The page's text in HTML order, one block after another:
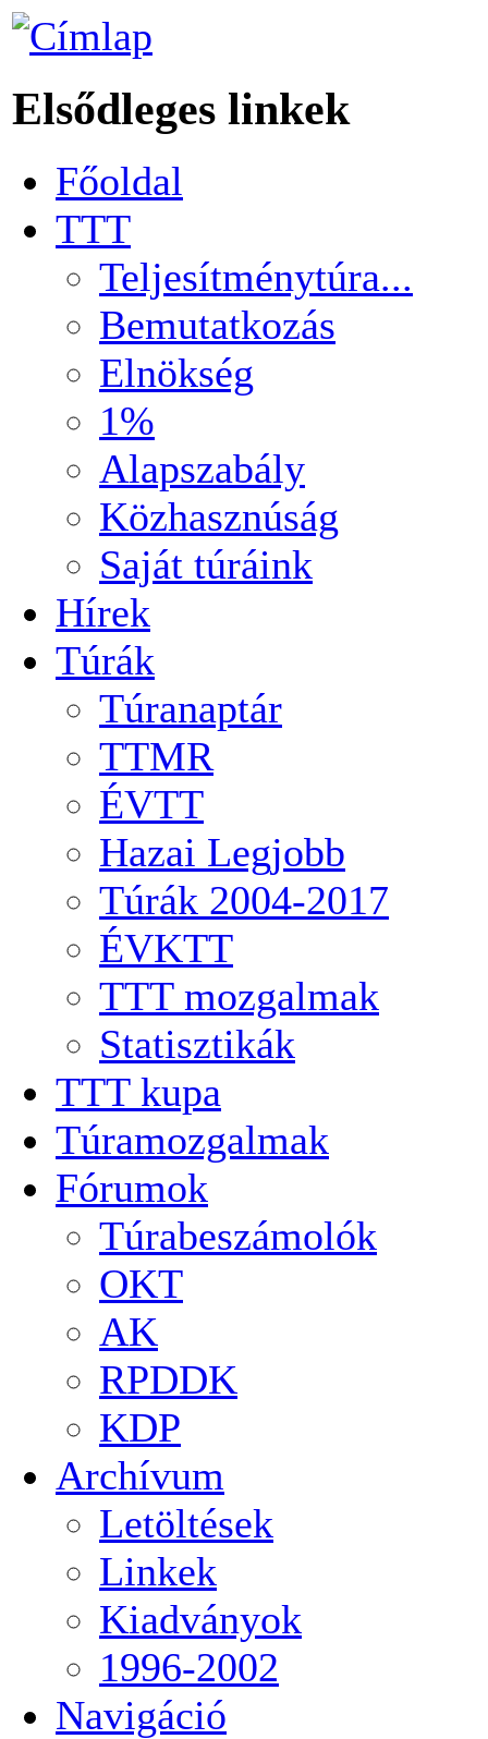
Elsődleges linkek
Főoldal
TTT
Teljesítménytúra...
Bemutatkozás
Elnökség
1%
Alapszabály
Közhasznúság
Saját túráink
Hírek
Túrák
Túranaptár
TTMR
ÉVTT
Hazai Legjobb
Túrák 2004-2017
ÉVKTT
TTT mozgalmak
Statisztikák
TTT kupa
Túramozgalmak
Fórumok
Túrabeszámolók
OKT
AK
RPDDK
KDP
Archívum
Letöltések
Linkek
Kiadványok
1996-2002
Navigáció